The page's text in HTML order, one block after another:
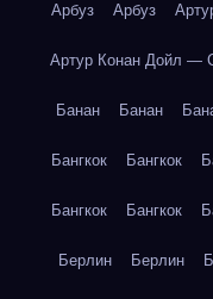
Арбуз Арбуз
Артур Конан Дойл —
Банан Банан
Бангкок Бангкок
Бангкок Бангкок
Берлин Берлин